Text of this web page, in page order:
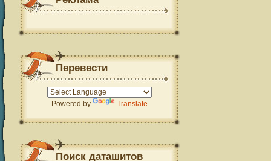
Перевести
Powered by Translate
Поиск даташитов